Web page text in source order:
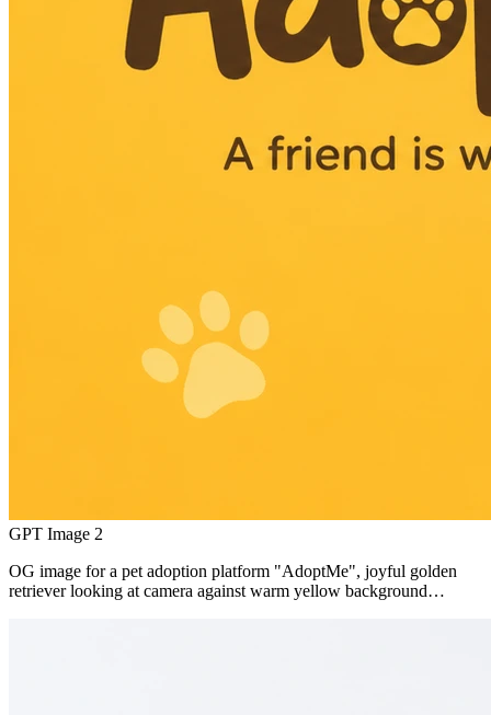
GPT Image 2
OG image for a pet adoption platform "AdoptMe", joyful golden
retriever looking at camera against warm yellow background…